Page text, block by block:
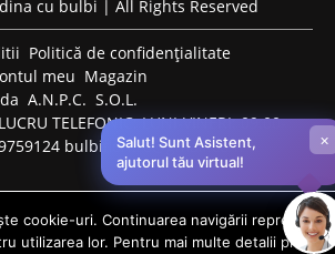
cu bulbi | All Rights Reserved
Politică de confidențialitate
meu Magazin
A.N.P.C. S.O.L.
TELEFONIC: LUNI-VINERI: 09:00-
bulbiflori.ro@gmail.com
Salut! Sunt Asistent,
ajutorul tău virtual!
×
cookie-uri. Continuarea navigării reprezintă
utilizarea lor. Pentru mai multe detalii privind